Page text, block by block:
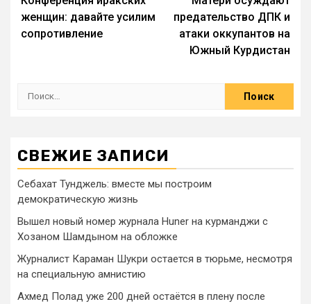
женщин: давайте усилим
сопротивление
предательство ДПК и
атаки оккупантов на
Южный Курдистан
СВЕЖИЕ ЗАПИСИ
Себахат Тунджель: вместе мы построим
демократическую жизнь
Вышел новый номер журнала Huner на курманджи с
Хозаном Шамдыном на обложке
Журналист Караман Шукри остается в тюрьме, несмотря
на специальную амнистию
Ахмед Полад уже 200 дней остаётся в плену после